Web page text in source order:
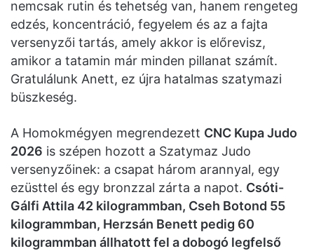
nemcsak rutin és tehetség van, hanem rengeteg
edzés, koncentráció, fegyelem és az a fajta
versenyzői tartás, amely akkor is előrevisz,
amikor a tatamin már minden pillanat számít.
Gratulálunk Anett, ez újra hatalmas szatymazi
büszkeség.
A Homokmégyen megrendezett CNC Kupa Judo
2026 is szépen hozott a Szatymaz Judo
versenyzőinek: a csapat három arannyal, egy
ezüsttel és egy bronzzal zárta a napot. Csóti-
Gálfi Attila 42 kilogrammban, Cseh Botond 55
kilogrammban, Herzsán Benett pedig 60
kilogrammban állhatott fel a dobogó legfelső